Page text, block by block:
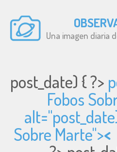
Una imagen diaria
post_date) { ?>
Fobos
alt="
Sobre Marte"><